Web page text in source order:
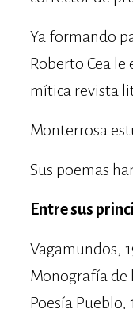
Ya formando
Roberto Cea
mítica revista
Monterrosa
Sus poemas
Entre sus
Vagamundos,
Monografía de
Poesía Pueblo,